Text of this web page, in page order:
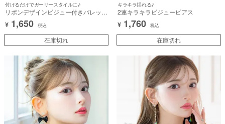
付けるだけでガーリースタイルに♪
リボンデザインビジュー付きバレッタ
セットヘアアクセサリー
¥ 1,650 税込
在庫切れ
キラキラ揺れる♪
2連キラキラビジューピアス
¥ 1,760 税込
在庫切れ